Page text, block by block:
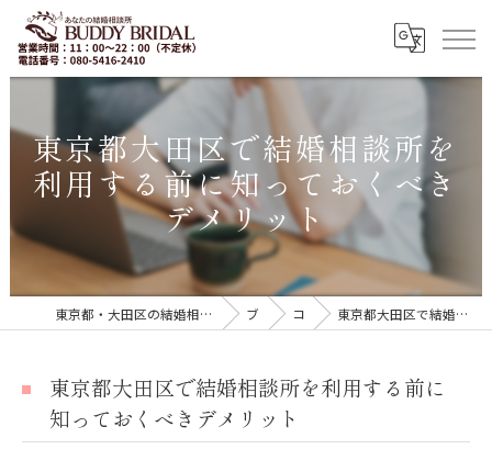
東京都大田区で結婚相談所を
利用する前に知っておくべき
デメリット
東京都・大田区の結婚相談所｜再婚・20代30代の婚活なら「BUDDY BRIDAL 東京」 ブログ コラム 東京都大田区で結婚相談所を利用する前に知っておくべきデメリット
東京都大田区で結婚相談所を利用する前に
知っておくべきデメリット